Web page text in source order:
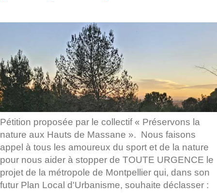
Pétition proposée par le collectif « Préservons la
nature aux Hauts de Massane ». Nous faisons
appel à tous les amoureux du sport et de la nature
pour nous aider à stopper de TOUTE URGENCE le
projet de la métropole de Montpellier qui, dans son
futur Plan Local d'Urbanisme, souhaite déclasser :